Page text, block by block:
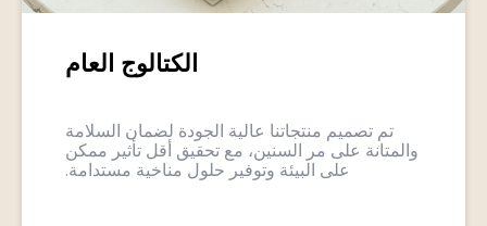
الكتالوج العام
تم تصميم منتجاتنا عالية الجودة لضمان السلامة
والمتانة على مر السنين، مع تحقيق أقل تأثير ممكن
على البيئة وتوفير حلول مناخية مستدامة.